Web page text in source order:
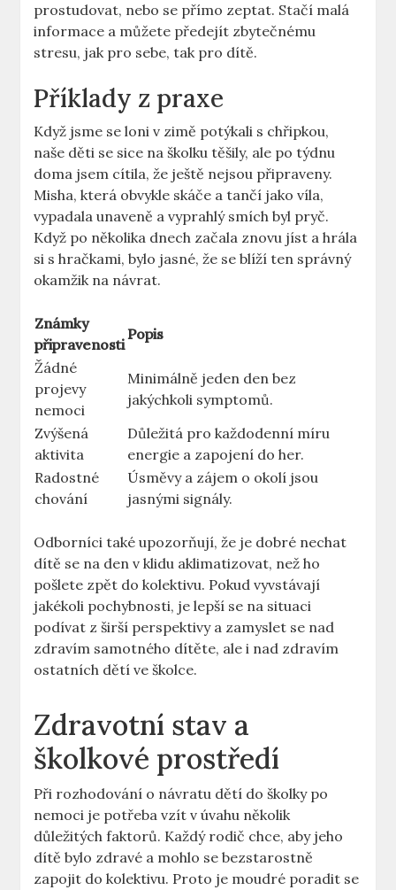
prostudovat, nebo se přímo zeptat. Stačí malá
informace a můžete předejít zbytečnému
stresu, jak pro sebe, tak pro dítě.
Příklady z praxe
Když jsme se loni v zimě potýkali s chřipkou,
naše děti se sice na školku těšily, ale po týdnu
doma jsem cítila, že ještě nejsou připraveny.
Misha, která obvykle skáče a tančí jako víla,
vypadala unaveně a vyprahlý smích byl pryč.
Když po několika dnech začala znovu jíst a hrála
si s hračkami, bylo jasné, že se blíží ten správný
okamžik na návrat.
Známky
připravenosti
Popis
Žádné
projevy
nemoci
Minimálně jeden den bez
jakýchkoli symptomů.
Zvýšená
aktivita
Důležitá pro každodenní míru
energie a zapojení do her.
Radostné
chování
Úsměvy a zájem o okolí jsou
jasnými signály.
Odborníci také upozorňují, že je dobré nechat
dítě se na den v klidu aklimatizovat, než ho
pošlete zpět do kolektivu. Pokud vyvstávají
jakékoli pochybnosti, je lepší se na situaci
podívat z širší perspektivy a zamyslet se nad
zdravím samotného dítěte, ale i nad zdravím
ostatních dětí ve školce.
Zdravotní stav a
školkové prostředí
Při rozhodování o návratu dětí do školky po
nemoci je potřeba vzít v úvahu několik
důležitých faktorů. Každý rodič chce, aby jeho
dítě bylo zdravé a mohlo se bezstarostně
zapojit do kolektivu. Proto je moudré poradit se